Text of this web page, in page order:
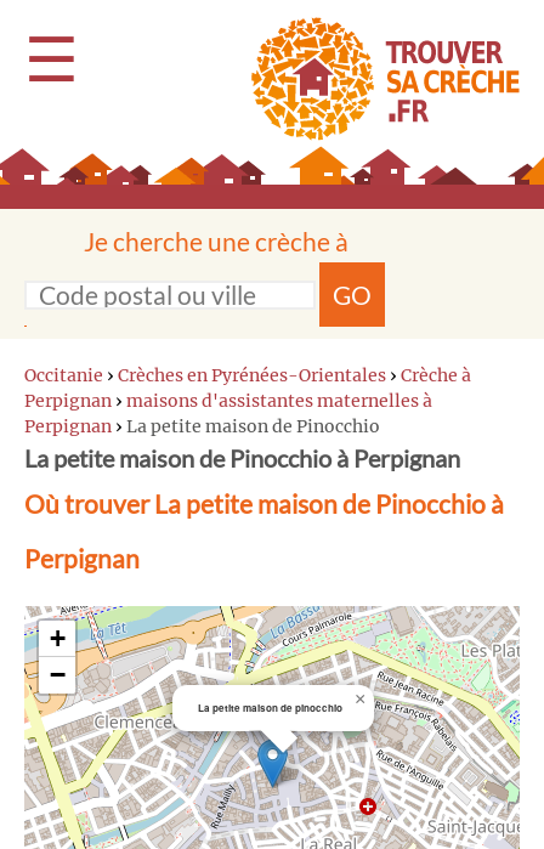
☰
Je cherche une crèche à
GO
Occitanie › Crèches en Pyrénées-Orientales › Crèche à
Perpignan › maisons d'assistantes maternelles à
Perpignan › La petite maison de Pinocchio
La petite maison de Pinocchio à Perpignan
Où trouver La petite maison de Pinocchio à
Perpignan
La petite maison de pinocchio ×
+
−